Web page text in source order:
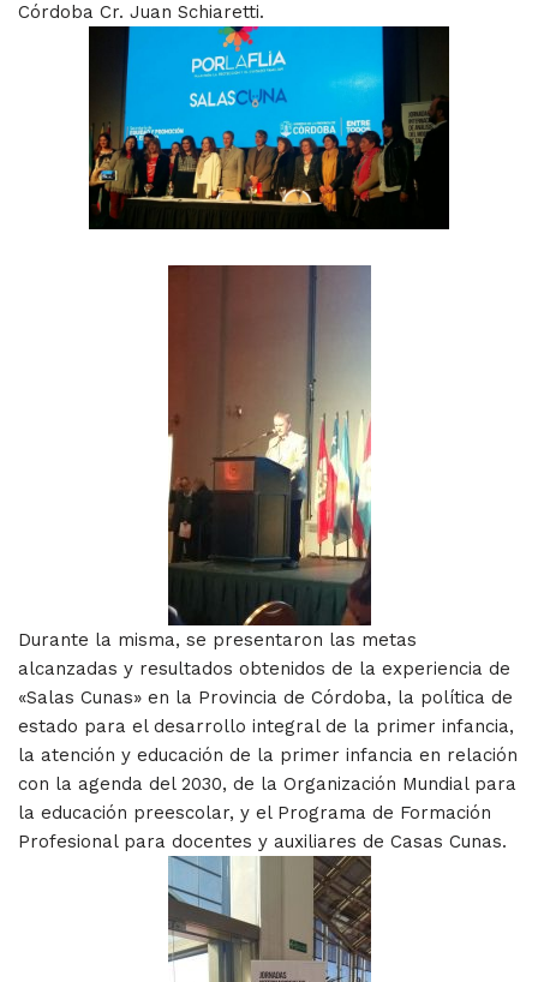
Córdoba Cr. Juan Schiaretti.
Durante la misma, se presentaron las metas
alcanzadas y resultados obtenidos de la experiencia de
«Salas Cunas» en la Provincia de Córdoba, la política de
estado para el desarrollo integral de la primer infancia,
la atención y educación de la primer infancia en relación
con la agenda del 2030, de la Organización Mundial para
la educación preescolar, y el Programa de Formación
Profesional para docentes y auxiliares de Casas Cunas.